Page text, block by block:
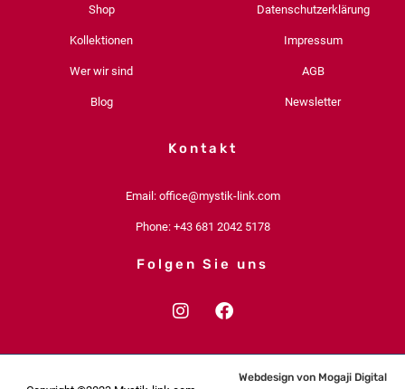
Shop
Kollektionen
Wer wir sind
Blog
Datenschutzerklärung
Impressum
AGB
Newsletter
Kontakt
Email: office@mystik-link.com
Phone: +43 681 2042 5178
Folgen Sie uns
I
F
a
Webdesign von Mogaji Digital